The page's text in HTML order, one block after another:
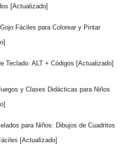
[Actualizado]
Fáciles para Colorear y Pintar
Teclado: ALT + Códigos [Actualizado]
y Clases Didácticas para Niños
para Niños: Dibujos de Cuadritos
[Actualizado]